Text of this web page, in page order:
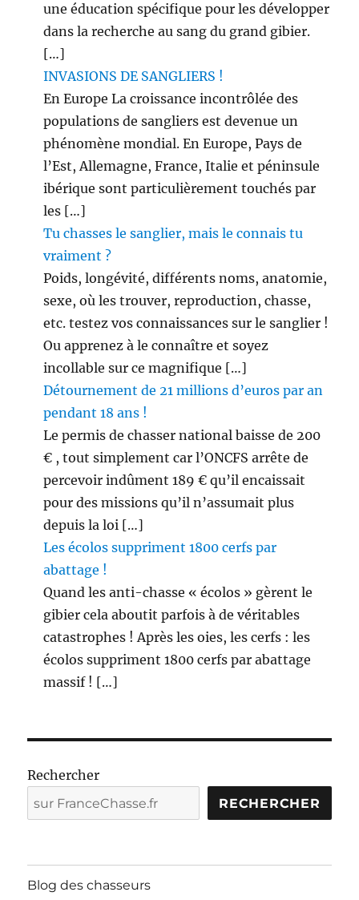
une éducation spécifique pour les développer
dans la recherche au sang du grand gibier.
[…]
INVASIONS DE SANGLIERS !
En Europe La croissance incontrôlée des
populations de sangliers est devenue un
phénomène mondial. En Europe, Pays de
l’Est, Allemagne, France, Italie et péninsule
ibérique sont particulièrement touchés par
les […]
Tu chasses le sanglier, mais le connais tu
vraiment ?
Poids, longévité, différents noms, anatomie,
sexe, où les trouver, reproduction, chasse,
etc. testez vos connaissances sur le sanglier !
Ou apprenez à le connaître et soyez
incollable sur ce magnifique […]
Détournement de 21 millions d’euros par an
pendant 18 ans !
Le permis de chasser national baisse de 200
€ , tout simplement car l’ONCFS arrête de
percevoir indûment 189 € qu’il encaissait
pour des missions qu’il n’assumait plus
depuis la loi […]
Les écolos suppriment 1800 cerfs par
abattage !
Quand les anti-chasse « écolos » gèrent le
gibier cela aboutit parfois à de véritables
catastrophes ! Après les oies, les cerfs : les
écolos suppriment 1800 cerfs par abattage
massif ! […]
Rechercher
RECHERCHER
Blog des chasseurs